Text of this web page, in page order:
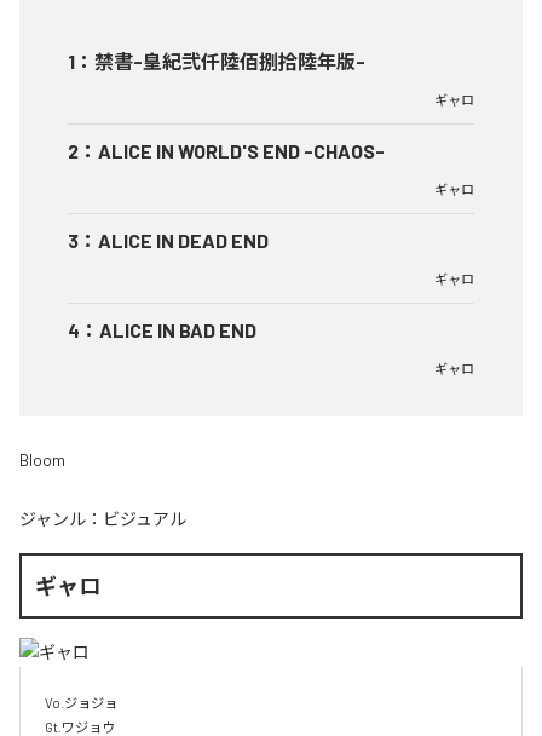
1 ： 禁書-皇紀弐仟陸佰捌拾陸年版-
ギャロ
2 ： ALICE IN WORLD'S END -CHAOS-
ギャロ
3 ： ALICE IN DEAD END
ギャロ
4 ： ALICE IN BAD END
ギャロ
Bloom
ジャンル： ビジュアル
ギャロ
Vo.ジョジョ
Gt.ワジョウ